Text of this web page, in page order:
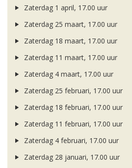
Zaterdag 1 april, 17.00 uur
Zaterdag 25 maart, 17.00 uur
Zaterdag 18 maart, 17.00 uur
Zaterdag 11 maart, 17.00 uur
Zaterdag 4 maart, 17.00 uur
Zaterdag 25 februari, 17.00 uur
Zaterdag 18 februari, 17.00 uur
Zaterdag 11 februari, 17.00 uur
Zaterdag 4 februari, 17.00 uur
Zaterdag 28 januari, 17.00 uur